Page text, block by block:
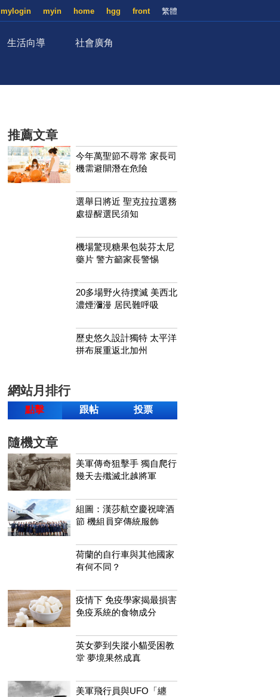
繁體
front
hgg
home
myin
mylogin
生活向導 社會廣角
推薦文章
今年萬聖節不尋常 家長司
機需避開潛在危險
選舉日將近 聖克拉拉選務
處提醒選民須知
機場驚現糖果包裝芬太尼
藥片 警方籲家長警惕
20多場野火待撲滅 美西北
濃煙瀰漫 居民難呼吸
歷史悠久設計獨特 太平洋
拼布展重返北加州
網站月排行
點擊 跟帖 投票
隨機文章
美軍傳奇狙擊手 獨自爬行
幾天去殲滅北越將軍
組圖：漢莎航空慶祝啤酒
節 機組員穿傳統服飾
荷蘭的自行車與其他國家
有何不同？
疫情下 免疫學家揭最損害
免疫系統的食物成分
英女夢到失蹤小貓受困教
堂 夢境果然成真
美軍飛行員與UFO「纏